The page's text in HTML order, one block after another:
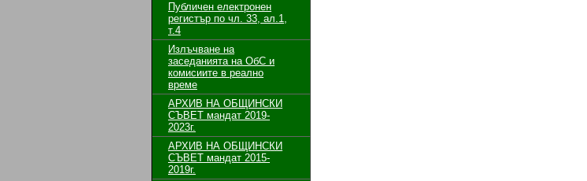
Публичен електронен
регистър по чл. 33, ал.1,
т.4
Излъчване на
заседанията на ОбС и
комисиите в реално
време
АРХИВ НА ОБЩИНСКИ
СЪВЕТ мандат 2019-
2023г.
АРХИВ НА ОБЩИНСКИ
СЪВЕТ мандат 2015-
2019г.